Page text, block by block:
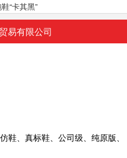
“卡其黑”
Primeknit ATR Mid 中帮飞
黑”...
易有限公司
鞋、真标鞋、公司级、纯原版、